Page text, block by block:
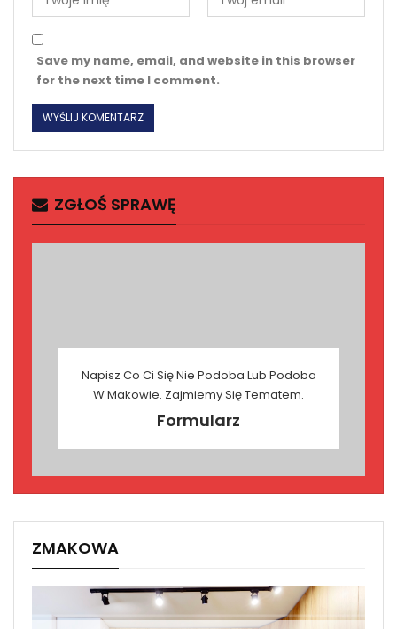
Save my name, email, and website in this browser
for the next time I comment.
ZGŁOŚ SPRAWĘ
Napisz Co Ci Się Nie Podoba Lub Podoba
W Makowie. Zajmiemy Się Tematem.
Formularz
ZMAKOWA